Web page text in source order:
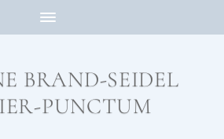
BRAND-SEIDEL
PUNCTUM